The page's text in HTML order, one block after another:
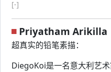
[-]
Priyatham Arikilla
超真实的铅笔素描：
DiegoKoi是一名意大利艺